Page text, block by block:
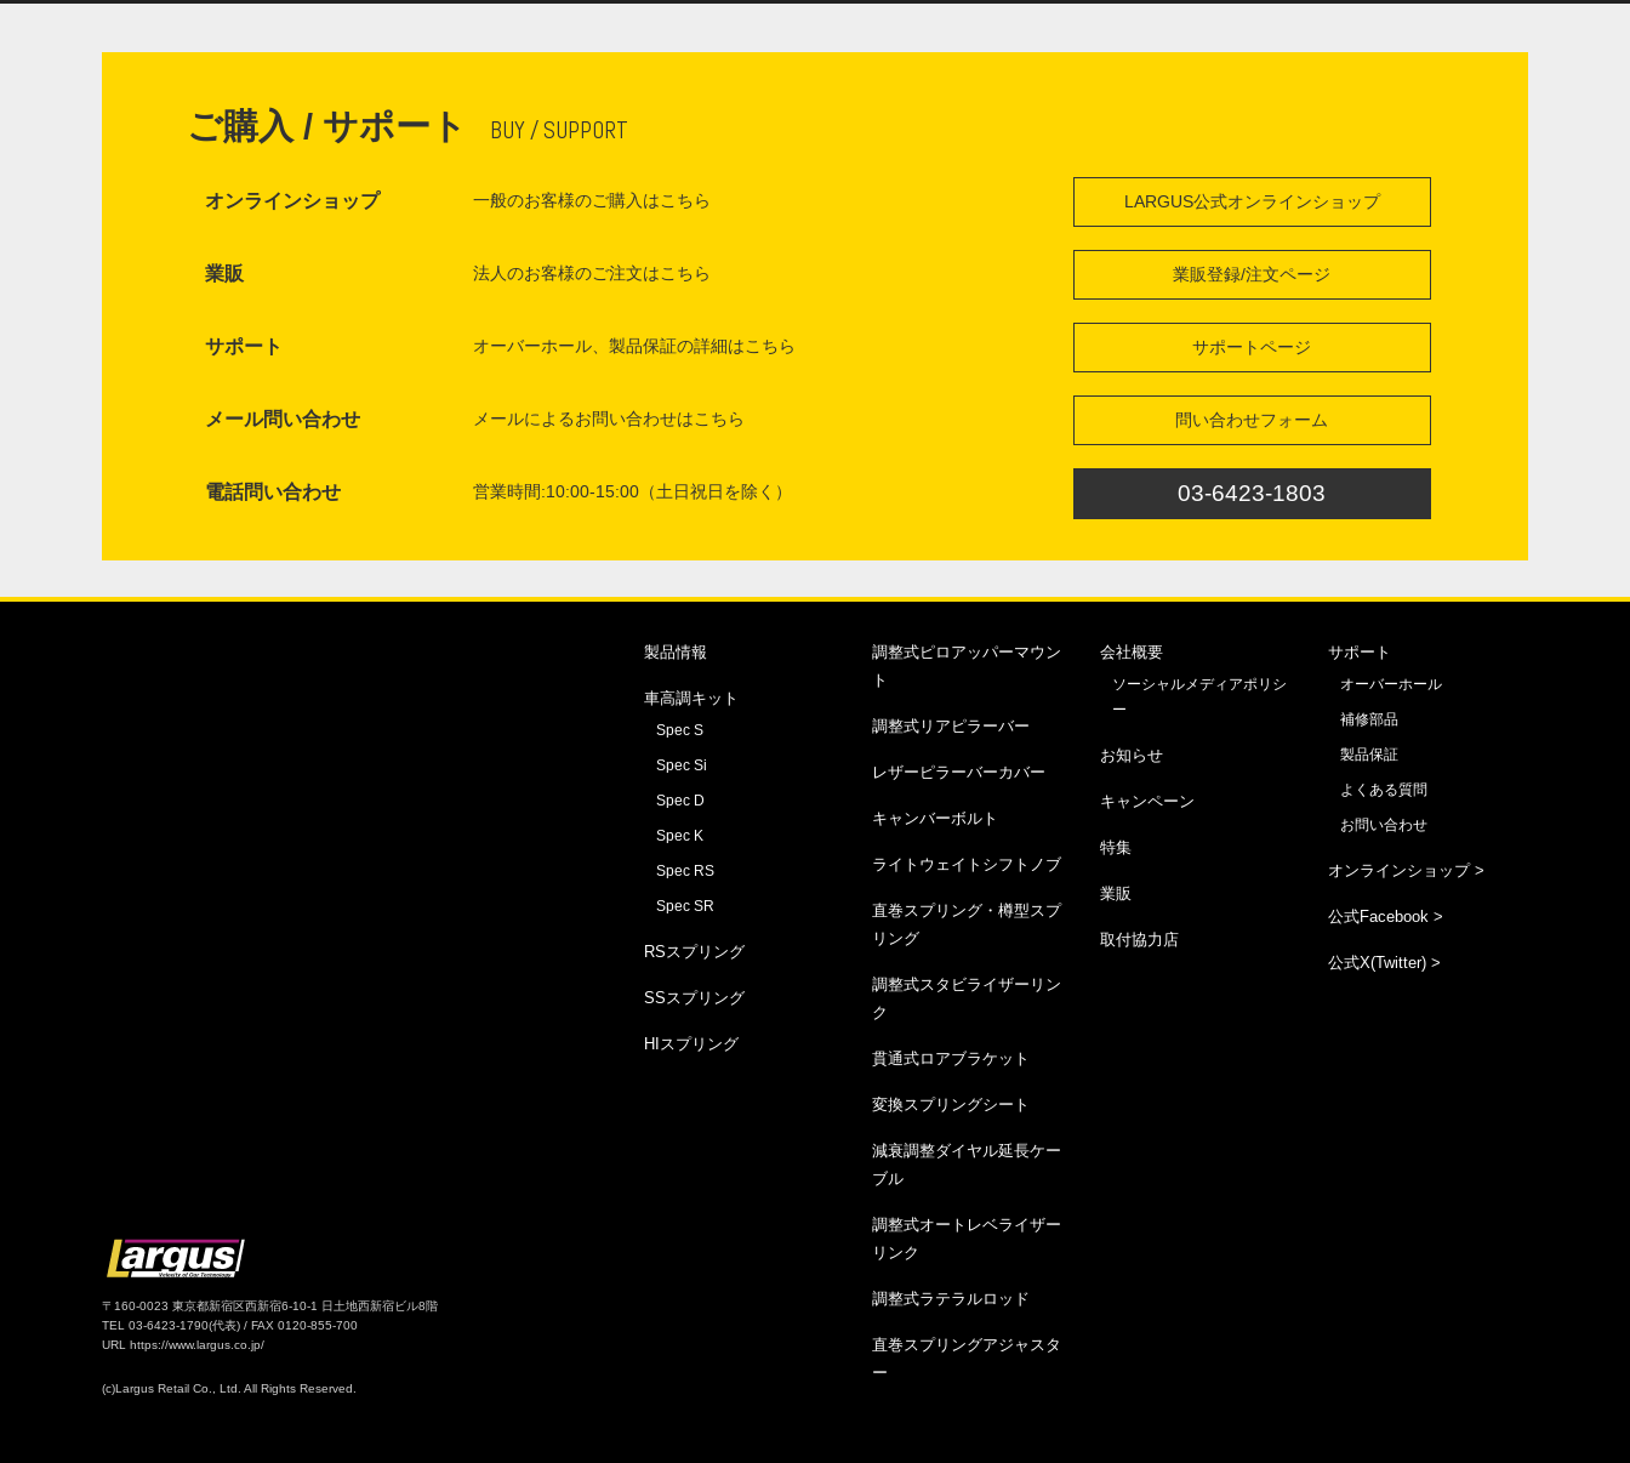
ご購入 / サポート BUY / SUPPORT
オンラインショップ 一般のお客様のご購入はこちら LARGUS公式オンラインショップ
業販 法人のお客様のご注文はこちら 業販登録/注文ページ
サポート オーバーホール、製品保証の詳細はこちら サポートページ
メール問い合わせ メールによるお問い合わせはこちら 問い合わせフォーム
電話問い合わせ 営業時間:10:00-15:00（土日祝日を除く） 03-6423-1803
〒160-0023 東京都新宿区西新宿6-10-1 日土地西新宿ビル8階
TEL 03-6423-1790(代表) / FAX 0120-855-700
URL https://www.largus.co.jp/
(c)Largus Retail Co., Ltd. All Rights Reserved.
製品情報
車高調キット
Spec S
Spec Si
Spec D
Spec K
Spec RS
Spec SR
RSスプリング
SSスプリング
HIスプリング
調整式ピロアッパーマウン
ト
調整式リアピラーバー
レザーピラーバーカバー
キャンバーボルト
ライトウェイトシフトノブ
直巻スプリング・樽型スプ
リング
調整式スタビライザーリン
ク
貫通式ロアブラケット
変換スプリングシート
減衰調整ダイヤル延長ケー
ブル
調整式オートレベライザー
リンク
調整式ラテラルロッド
直巻スプリングアジャスタ
ー
会社概要
ソーシャルメディアポリシ
ー
お知らせ
キャンペーン
特集
業販
取付協力店
サポート
オーバーホール
補修部品
製品保証
よくある質問
お問い合わせ
オンラインショップ >
公式Facebook >
公式X(Twitter) >